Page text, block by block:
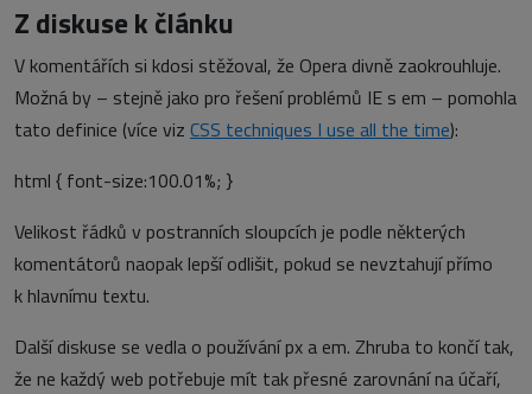
Z diskuse k článku
V komentářích si kdosi stěžoval, že Opera divně zaokrouhluje.
Možná by – stejně jako pro řešení problémů IE s em – pomohla
tato definice (více viz CSS techniques I use all the time):
html { font-size:100.01%; }
Velikost řádků v postranních sloupcích je podle některých
komentátorů naopak lepší odlišit, pokud se nevztahují přímo
k hlavnímu textu.
Další diskuse se vedla o používání px a em. Zhruba to končí tak,
že ne každý web potřebuje mít tak přesné zarovnání na účaří,